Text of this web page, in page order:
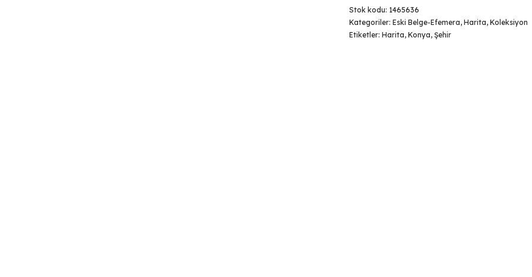
Stok kodu: 1465636
Kategoriler: Eski Belge-Efemera, Harita, Koleksiyon
Etiketler: Harita, Konya, Şehir